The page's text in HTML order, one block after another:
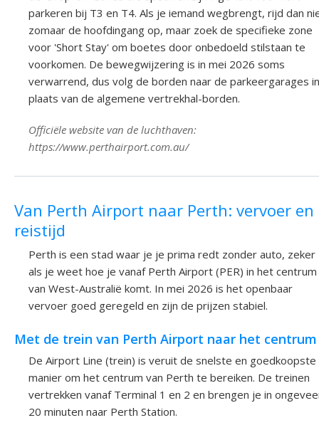
parkeren bij T3 en T4. Als je iemand wegbrengt, rijd dan
zomaar de hoofdingang op, maar zoek de specifieke zone
voor 'Short Stay' om boetes door onbedoeld stilstaan te
voorkomen. De bewegwijzering is in mei 2026 soms
verwarrend, dus volg de borden naar de parkeergarages in
plaats van de algemene vertrekhal-borden.
Officiële website van de luchthaven:
https://www.perthairport.com.au/
Van Perth Airport naar Perth: vervoer en
reistijd
Perth is een stad waar je je prima redt zonder auto, zeker
als je weet hoe je vanaf Perth Airport (PER) in het centrum
van West-Australië komt. In mei 2026 is het openbaar
vervoer goed geregeld en zijn de prijzen stabiel.
Met de trein van Perth Airport naar het centrum
De Airport Line (trein) is veruit de snelste en goedkoopste
manier om het centrum van Perth te bereiken. De treinen
vertrekken vanaf Terminal 1 en 2 en brengen je in
20 minuten naar Perth Station.